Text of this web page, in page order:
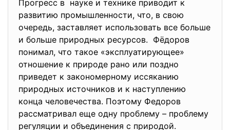
Прогресс в науке и технике приводит к
развитию промышленности, что, в свою
очередь, заставляет использовать все больше
и больше природных ресурсов. Фёдоров
понимал, что такое «эксплуатирующее»
отношение к природе рано или поздно
приведет к закономерному иссяканию
природных источников и к наступлению
конца человечества. Поэтому Федоров
рассматривал еще одну проблему – проблему
регуляции и объединения с природой.